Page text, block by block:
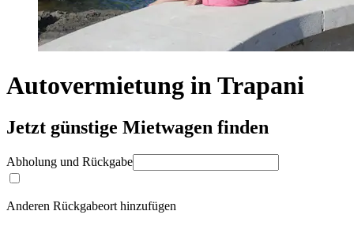
Autovermietung in Trapani
Jetzt günstige Mietwagen finden
Abholung und Rückgabe
Anderen Rückgabeort hinzufügen